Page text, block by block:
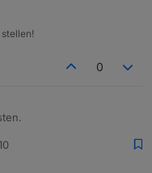
0
der Media Server läuft
Standartports ohne